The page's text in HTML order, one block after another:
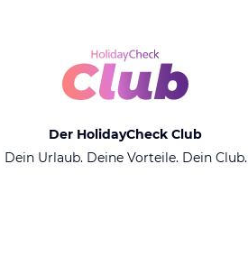
Der HolidayCheck Club
Dein Urlaub. Deine Vorteile. Dein Club.